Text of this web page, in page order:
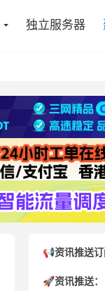
独立服务器
📢资讯推送订
🚀资讯推送：